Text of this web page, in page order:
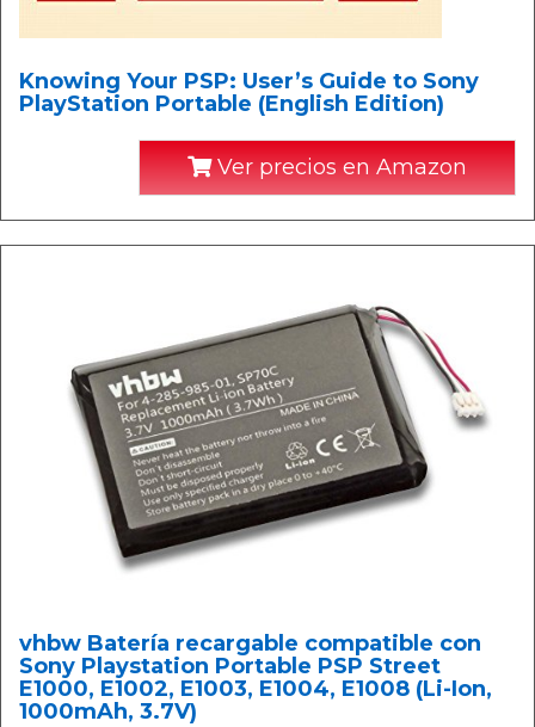
Knowing Your PSP: User’s Guide to Sony
PlayStation Portable (English Edition)
Ver precios en Amazon
vhbw Batería recargable compatible con
Sony Playstation Portable PSP Street
E1000, E1002, E1003, E1004, E1008 (Li-Ion,
1000mAh, 3.7V)